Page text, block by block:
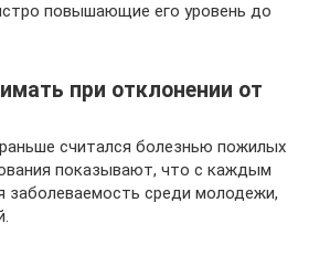
повышающие его уровень до
при отклонении от
считался болезнью пожилых
показывают, что с каждым
заболеваемость среди молодежи,